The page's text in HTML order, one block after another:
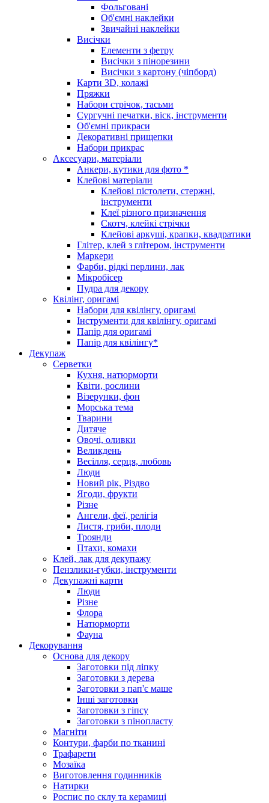
Фольговані
Об'ємні наклейки
Звичайні наклейки
Висічки
Елементи з фетру
Висічки з пінорезини
Висічки з картону (чіпборд)
Карти 3D, колажі
Пряжки
Набори стрічок, тасьми
Сургучні печатки, віск, інструменти
Об'ємні прикраси
Декоративні прищепки
Набори прикрас
Аксесуари, матеріали
Анкери, кутики для фото *
Клейові матеріали
Клейові пістолети, стержні,
інструменти
Клеї різного призначення
Скотч, клейкі стрічки
Клейові аркуші, крапки, квадратики
Глітер, клей з глітером, інструменти
Маркери
Фарби, рідкі перлини, лак
Мікробісер
Пудра для декору
Квілінг, оригамі
Набори для квілінгу, оригамі
Інструменти для квілінгу, оригамі
Папір для оригамі
Папір для квілінгу*
Декупаж
Серветки
Кухня, натюрморти
Квіти, рослини
Візерунки, фон
Морська тема
Тварини
Дитяче
Овочі, оливки
Великдень
Весілля, серця, любовь
Люди
Новий рік, Різдво
Ягоди, фрукти
Різне
Ангели, феї, релігія
Листя, гриби, плоди
Троянди
Птахи, комахи
Клей, лак для декупажу
Пензлики-губки, інструменти
Декупажні карти
Люди
Різне
Флора
Натюрморти
Фауна
Декорування
Основа для декору
Заготовки під ліпку
Заготовки з дерева
Заготовки з пап'є маше
Інші заготовки
Заготовки з гіпсу
Заготовки з пінопласту
Магніти
Контури, фарби по тканині
Трафарети
Мозаїка
Виготовлення годинників
Натирки
Роспис по склу та керамиці